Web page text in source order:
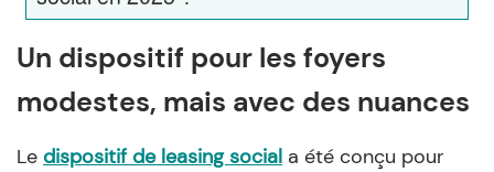
Un dispositif pour les foyers
modestes, mais avec des nuances
Le dispositif de leasing social a été conçu pour